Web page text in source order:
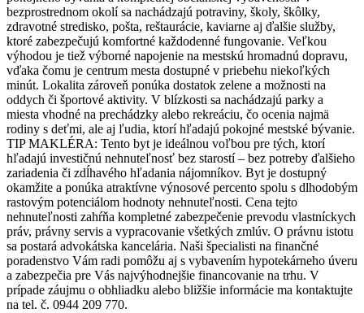
bezprostrednom okolí sa nachádzajú potraviny, školy, škôlky,
zdravotné stredisko, pošta, reštaurácie, kaviarne aj ďalšie služby,
ktoré zabezpečujú komfortné každodenné fungovanie. Veľkou
výhodou je tiež výborné napojenie na mestskú hromadnú dopravu,
vďaka čomu je centrum mesta dostupné v priebehu niekoľkých
minút. Lokalita zároveň ponúka dostatok zelene a možnosti na
oddych či športové aktivity. V blízkosti sa nachádzajú parky a
miesta vhodné na prechádzky alebo rekreáciu, čo ocenia najmä
rodiny s deťmi, ale aj ľudia, ktorí hľadajú pokojné mestské bývanie.
TIP MAKLÉRA: Tento byt je ideálnou voľbou pre tých, ktorí
hľadajú investičnú nehnuteľnosť bez starostí – bez potreby ďalšieho
zariadenia či zdĺhavého hľadania nájomníkov. Byt je dostupný
okamžite a ponúka atraktívne výnosové percento spolu s dlhodobým
rastovým potenciálom hodnoty nehnuteľnosti. Cena tejto
nehnuteľnosti zahŕňa kompletné zabezpečenie prevodu vlastníckych
práv, právny servis a vypracovanie všetkých zmlúv. O právnu istotu
sa postará advokátska kancelária. Naši špecialisti na finančné
poradenstvo Vám radi pomôžu aj s vybavením hypotekárneho úveru
a zabezpečia pre Vás najvýhodnejšie financovanie na trhu. V
prípade záujmu o obhliadku alebo bližšie informácie ma kontaktujte
na tel. č. 0944 209 770.